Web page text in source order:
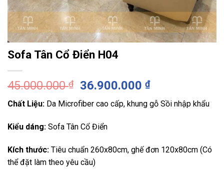
Sofa Tân Cổ Điển H04
45.000.000₫
Giá
gốc
là:
45.000.000 ₫.
36.900.000₫Giá
hiện
tại
Chất Liệu: Da Microfiber cao cấp, khung gỗ Sồi nhập khẩu
Kiểu dáng: Sofa Tân Cổ Điển
Kích thước: Tiêu chuẩn 260x80cm, ghế đơn 120x80cm (Có
thể đặt làm theo yêu cầu)